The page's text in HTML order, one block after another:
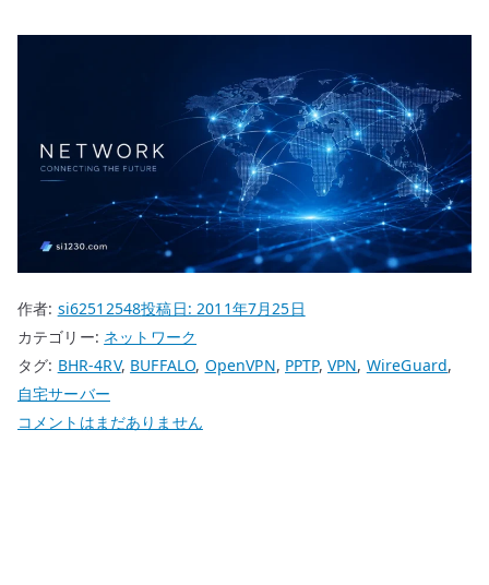
作者: si62512548投稿日:2011年7月25日
カテゴリー: ネットワーク
タグ: BHR-4RV, BUFFALO, OpenVPN, PPTP, VPN, WireGuard,
自宅サーバー
BUFFALO
コメントはまだありません